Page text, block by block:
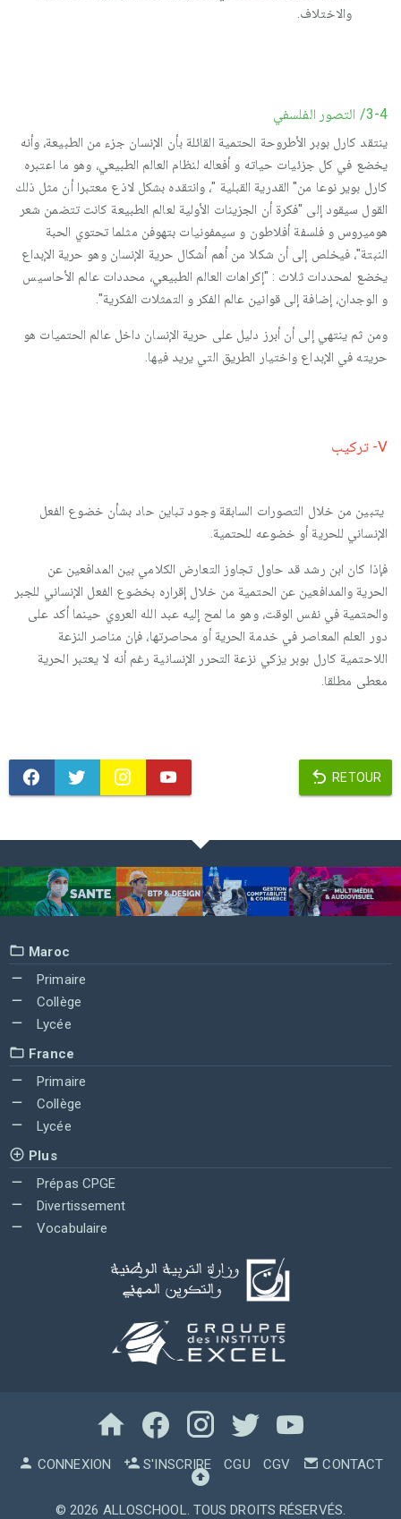
والاختلاف.
3-4/ التصور الفلسفي
ينتقد كارل بوبر الأطروحة الحتمية القائلة بأن الإنسان جزء من الطبيعة، وأنه
يخضع في كل جزئيات حياته و أفعاله لنظام العالم الطبيعي، وهو ما اعتبره
كارل بوير نوعا من" القدرية القبلية "، وانتقده بشكل لاذع معتبرا أن مثل ذلك
القول سيقود إلى "فكرة أن الجزينات الأولية لعالم الطبيعة كانت تتضمن شعر
هوميروس و فلسفة أفلاطون و سيمفونيات بتهوفن مثلما تحتوي الحبة
النبتة"، فيخلص إلى أن شكلا من أهم أشكال حرية الإنسان وهو حرية الإبداع
يخضع لمحددات ثلاث : "إكراهات العالم الطبيعي، محددات عالم الأحاسيس
و الوجدان، إضافة إلى قوانين عالم الفكر و التمثلات الفكرية".
ومن ثم ينتهي إلى أن أبرز دليل على حرية الإنسان داخل عالم الحتميات هو
حريته في الإبداع واختيار الطريق التي يريد فيها.
V- تركيب
يتبين من خلال التصورات السابقة وجود تباين حاد بشأن خضوع الفعل
الإنساني للحرية أو خضوعه للحتمية.
فإذا كان ابن رشد قد حاول تجاوز التعارض الكلامي بين المدافعين عن
الحرية والمدافعين عن الحتمية من خلال إقراره بخضوع الفعل الإنساني للجبر
والحتمية في نفس الوقت، وهو ما لمح إليه عبد الله العروي حينما أكد على
دور العلم المعاصر في خدمة الحرية أو محاصرتها، فإن مناصر النزعة
اللاحتمية كارل بوبر يزكي نزعة التحرر الإنسانية رغم أنه لا يعتبر الحرية
معطى مطلقا.
RETOUR
Maroc
Primaire
Collège
Lycée
France
Primaire
Collège
Lycée
Plus
Prépas CPGE
Divertissement
Vocabulaire
CONNEXION S'INSCRIRE CGU CGV CONTACT
© 2026 ALLOSCHOOL. TOUS DROITS RÉSERVÉS.